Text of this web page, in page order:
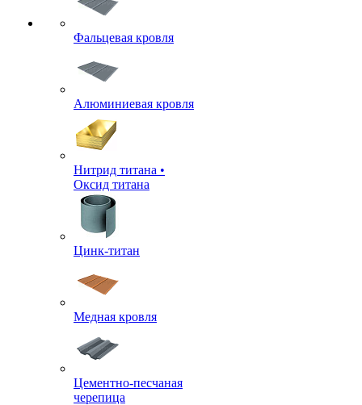
Фальцевая кровля
Алюминиевая кровля
Нитрид титана •
Оксид титана
Цинк-титан
Медная кровля
Цементно-песчаная
черепица